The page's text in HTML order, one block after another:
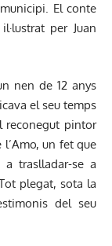
El conte
per Juan
nen de 12 anys
el seu temps
reconegut pintor
l’Amo, un fet que
traslladar-se a
plegat, sota la
del seu